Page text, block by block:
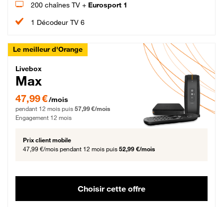
200 chaînes TV + Eurosport 1
1 Décodeur TV 6
Le meilleur d'Orange
Livebox Max Fibre
Livebox
Max
47,99 € par mois pendant 12 mois puis 57,99 € par mois, Engagement 12 mois
47,99 €/mois
pendant 12 mois puis 57,99 €/mois
Engagement 12 mois
Prix client mobile
47,99 €/mois pendant 12 mois puis 52,99 €/mois
Choisir cette offre